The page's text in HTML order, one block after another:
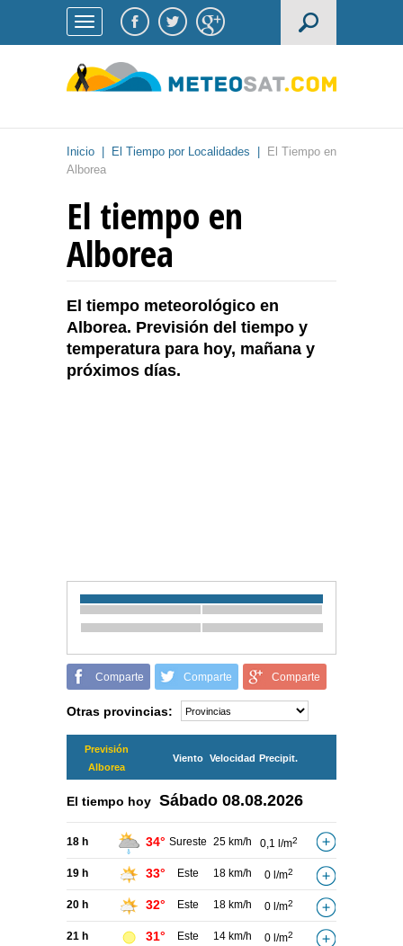
Inicio El Tiempo por Localidades
El Tiempo en
Alborea
El tiempo en
Alborea
El tiempo meteorológico en
Alborea. Previsión del tiempo y
temperatura para hoy, mañana y
próximos días.
Comparte Comparte Comparte
Otras provincias:
Previsión
Alborea
Viento Velocidad Precipit.
El tiempo hoy Sábado 08.08.2026
18 h 34° Sureste 25 km/h 0,1 l/m2
19 h 33° Este 18 km/h 0 l/m2
20 h 32° Este 18 km/h 0 l/m2
21 h 31° Este 14 km/h 0 l/m2